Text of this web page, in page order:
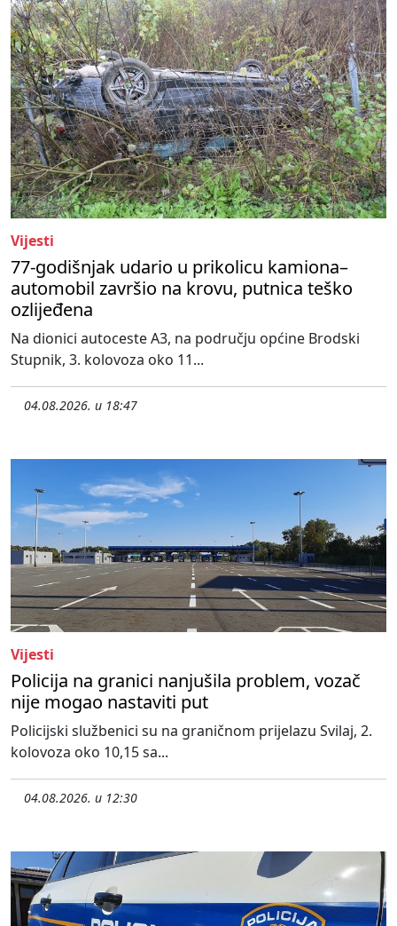
Vijesti
77-godišnjak udario u prikolicu kamiona–
automobil završio na krovu, putnica teško
ozlijeđena
Na dionici autoceste A3, na području općine Brodski
Stupnik, 3. kolovoza oko 11...
04.08.2026. u 18:47
Vijesti
Policija na granici nanjušila problem, vozač
nije mogao nastaviti put
Policijski službenici su na graničnom prijelazu Svilaj, 2.
kolovoza oko 10,15 sa...
04.08.2026. u 12:30